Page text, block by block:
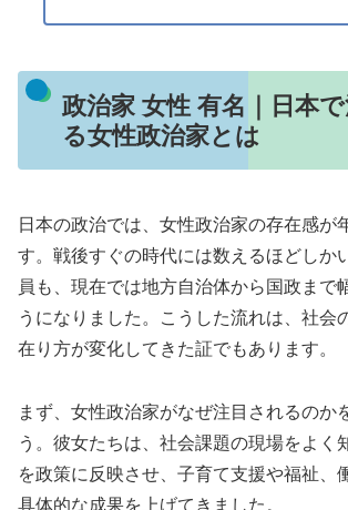
政治家 女性 有名｜日本
る女性政治家とは
日本の政治では、女性政治家の存在感が
す。戦後すぐの時代には数えるほどしか
員も、現在では地方自治体から国政まで
うになりました。こうした流れは、社会
在り方が変化してきた証でもあります。
まず、女性政治家がなぜ注目されるのか
う。彼女たちは、社会課題の現場をよく
を政策に反映させ、子育て支援や福祉、
具体的な成果を上げてきました。